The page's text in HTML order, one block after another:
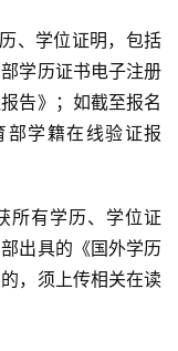
、学位证明，包括
学历证书电子注册
告》；如截至报名
学籍在线验证报
所有学历、学位证
出具的《国外学历
，须上传相关在读